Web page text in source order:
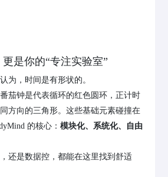
是你的“专注实验室”
为，时间是有形状的。
茄钟是代表循环的红色圆环，正计时
方向的三角形。这些基础元素碰撞在
的核心：模块化、系统化、自由
还是数据控，都能在这里找到舒适